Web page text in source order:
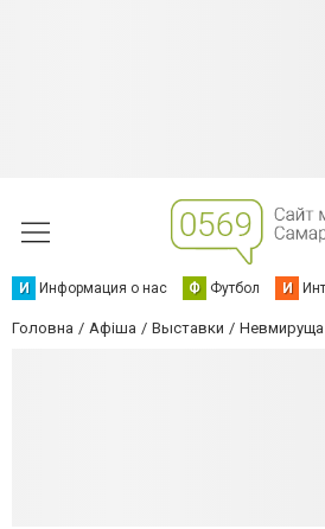
И Информация о нас Ф Футбол И
Головна Афіша Выставки Невмируща